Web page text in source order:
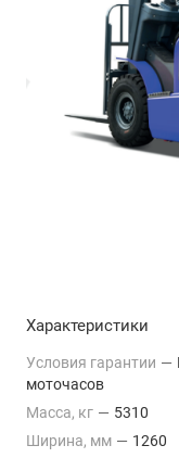
Характеристики
Условия гарантии —
моточасов
Масса, кг — 5310
Ширина, мм — 1260